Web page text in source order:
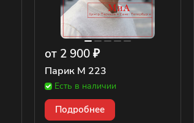
от 2 900 ₽
Парик M 223
Есть в наличии
Подробнее